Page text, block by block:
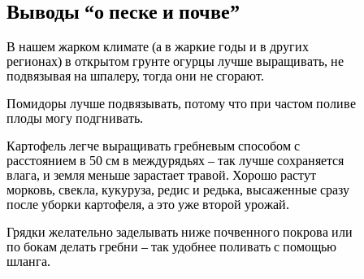
Выводы “о песке и почве”
В нашем жарком климате (а в жаркие годы и в других
регионах) в открытом грунте огурцы лучше выращивать, не
подвязывая на шпалеру, тогда они не сгорают.
Помидоры лучше подвязывать, потому что при частом поливе
плоды могу подгнивать.
Картофель легче выращивать гребневым способом с
расстоянием в 50 см в междурядьях – так лучше сохраняется
влага, и земля меньше зарастает травой. Хорошо растут
морковь, свекла, кукуруза, редис и редька, высаженные сразу
после уборки картофеля, а это уже второй урожай.
Грядки желательно заделывать ниже почвенного покрова или
по бокам делать гребни – так удобнее поливать с помощью
шланга.